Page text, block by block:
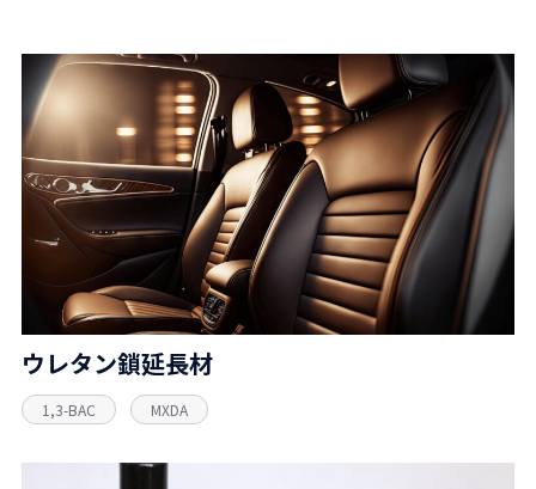
ウレタン鎖延長材
1,3-BAC MXDA